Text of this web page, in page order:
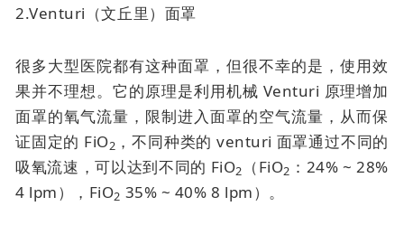
2.Venturi（文丘里）面罩
很多大型医院都有这种面罩，但很不幸的是，使用效
果并不理想。它的原理是利用机械 Venturi 原理增加
面罩的氧气流量，限制进入面罩的空气流量，从而保
证固定的 FiO2 ，不同种类的 venturi 面罩通过不同的
吸氧流速，可以达到不同的 FiO2 （FiO2 ：24% ~ 28%
4 lpm），FiO2 35% ~ 40% 8 lpm）。